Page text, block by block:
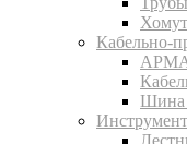
Кабельно-
Шина
Инструмент